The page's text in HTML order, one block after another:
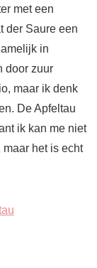
met een
der Saure een
in
door zuur
maar ik denk
De Apfeltau
ik kan me niet
het is echt